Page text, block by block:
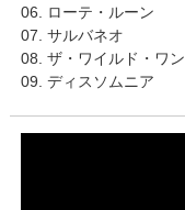
06. ローテ・ルーン
07. サルバネオ
08. ザ・ワイルド・ワン
09. ディスソムニア